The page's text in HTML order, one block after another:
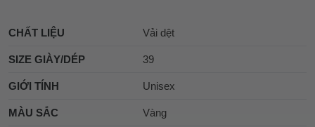
CHẤT LIỆU Vải dệt
SIZE GIÀY/DÉP 39
GIỚI TÍNH Unisex
MÀU SẮC Vàng